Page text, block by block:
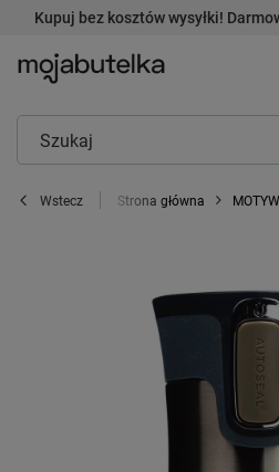
Kupuj bez kosztów wysyłki!
Wstecz Strona główna